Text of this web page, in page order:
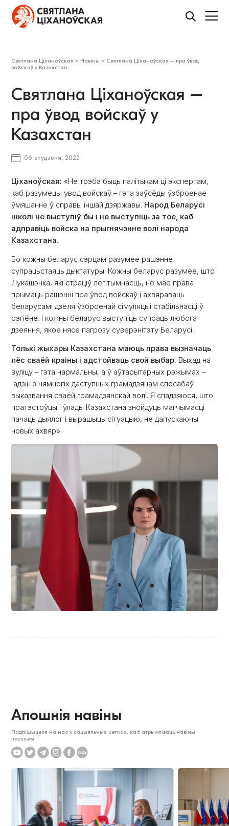
Святлана Ціханоўская > Навіны > ​Святлана Ціханоўская – пра ўвод
войскаў у Казахстан
​Святлана Ціханоўская –
пра ўвод войскаў у
Казахстан
06 студзеня, 2022
Ціханоўская: «Не трэба быць палітыкам ці экспертам,
каб разумець: увод войскаў – гэта заўсёды ўзброенае
ўмяшанне ў справы іншай дзяржавы. Народ Беларусі
ніколі не выступіў бы і не выступіць за тое, каб
адправіць войска на прыгнячэнне волі народа
Казахстана.
Бо кожны беларус сэрцам разумее рашэнне
супрацьстаяць дыктатуры. Кожны беларус разумее, што
Лукашэнка, які страціў легітымнасць, не мае права
прымаць рашэнні пра ўвод войскаў і ахвяраваць
беларусамі дзеля ўзброенай сімуляцыі стабільнасці ў
рэгіёне. І кожны беларус выступіць супраць любога
дзеяння, якое нясе пагрозу суверэнітэту Беларусі.
Толькі жыхары Казахстана маюць права вызначаць
лёс сваёй краіны і адстойваць свой выбар. Выхад на
вуліцу – гэта нармальны, а ў аўтарытарных рэжымах –
адзін з нямногіх даступных грамадзянам спосабаў
выказвання сваёй грамадзянскай волі. Я спадзяюся, што
пратэстоўцы і ўлады Казахстана знойдуць магчымасці
пачаць дыялог і вырашыць сітуацыю, не дапускаючы
новых ахвяр».
Апошнія навіны
Падпішыцеся на нас у сацыяльных сетках, каб атрымліваць навіны
першымі